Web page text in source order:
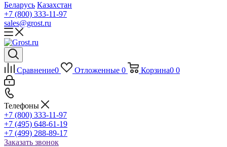
Беларусь Казахстан
+7 (800) 333-11-97
sales@grost.ru
Сравнение0 Отложенные 0 Корзина0 0
Телефоны
+7 (800) 333-11-97
+7 (495) 648-61-19
+7 (499) 288-89-17
Заказать звонок